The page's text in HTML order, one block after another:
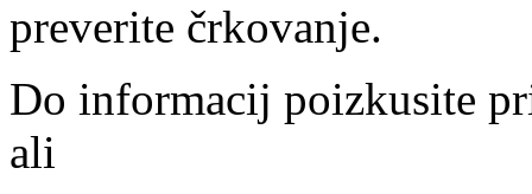
preverite črkovanje.
Do informacij poizkusite
ali